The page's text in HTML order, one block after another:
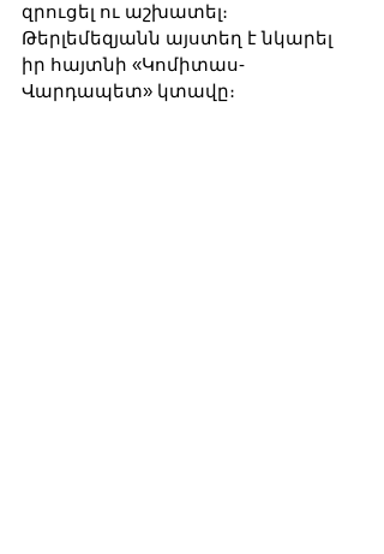
զրուցել ու աշխատել։
Թերլեմեզյանն այստեղ է նկարել
իր հայտնի «Կոմիտաս-
Վարդապետ» կտավը։